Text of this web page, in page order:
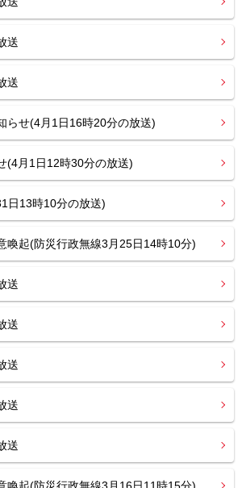
送
送
らせ(4月1日16時20分の放送)
(4月1日12時30分の放送)
日13時10分の放送)
喚起(防災行政無線3月25日14時10分)
送
送
送
送
送